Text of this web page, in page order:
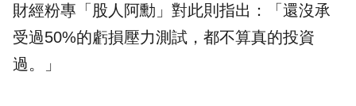
財經粉專「股人阿勳」對此則指出：「還沒承
受過50%的虧損壓力測試，都不算真的投資
過。」